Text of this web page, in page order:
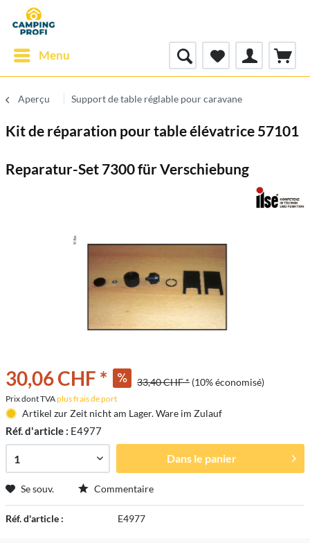
Menu
Aperçu Support de table réglable pour caravane
Kit de réparation pour table élévatrice 57101
Reparatur-Set 7300 für Verschiebung
30,06 CHF * 33,40 CHF * (10% économisé)
Prix dont TVAplus frais de port
Artikel zur Zeit nicht am Lager. Ware im Zulauf
Réf. d'article : E4977
Dans le panier
Se souv. Commentaire
Réf. d'article : E4977